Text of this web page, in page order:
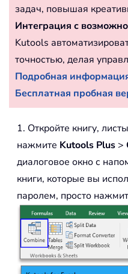
задач, повышая
Интеграция с
Kutools
точностью, делая
Подробная
Бесплатная пробная
1. Откройте книгу,
нажмите Kutools Plus >
диалоговое окно с
книги, которые вы
паролем, просто